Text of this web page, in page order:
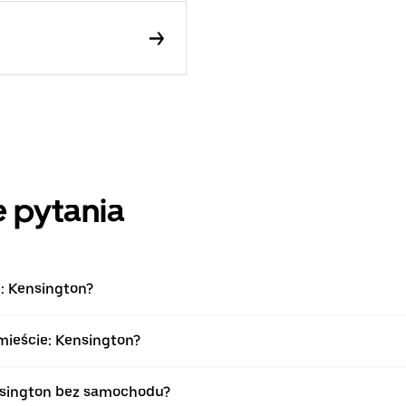
pytania
Kensington?
Kensington?
bez samochodu?